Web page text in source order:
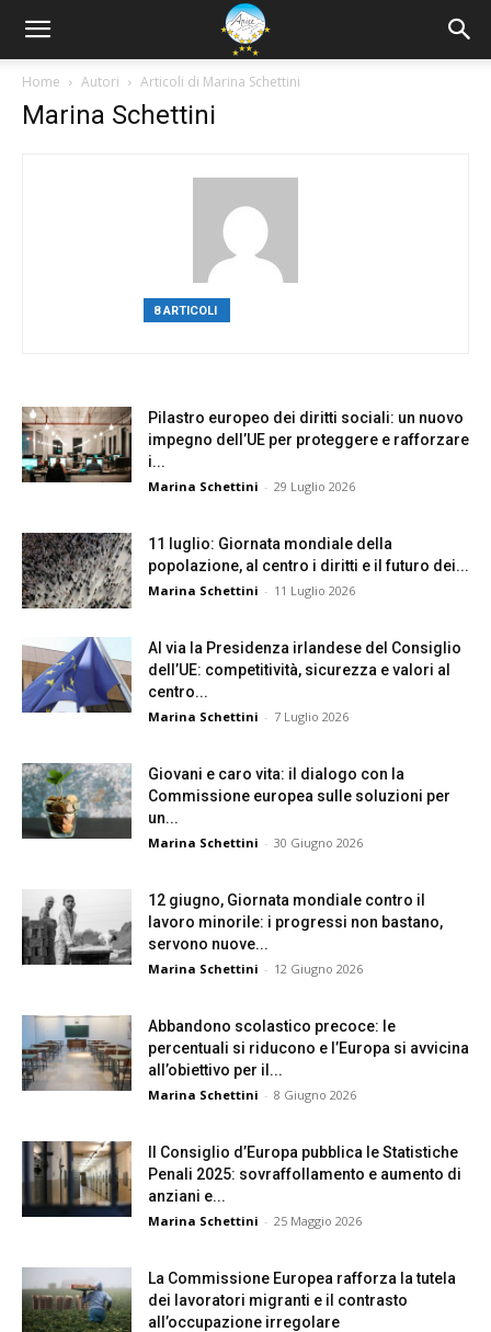
Home Autori Articoli di Marina Schettini
Marina Schettini
8 ARTICOLI
Pilastro europeo dei diritti sociali: un nuovo
impegno dell’UE per proteggere e rafforzare
i...
Marina Schettini - 29 Luglio 2026
11 luglio: Giornata mondiale della
popolazione, al centro i diritti e il futuro dei...
Marina Schettini - 11 Luglio 2026
Al via la Presidenza irlandese del Consiglio
dell’UE: competitività, sicurezza e valori al
centro...
Marina Schettini - 7 Luglio 2026
Giovani e caro vita: il dialogo con la
Commissione europea sulle soluzioni per
un...
Marina Schettini - 30 Giugno 2026
12 giugno, Giornata mondiale contro il
lavoro minorile: i progressi non bastano,
servono nuove...
Marina Schettini - 12 Giugno 2026
Abbandono scolastico precoce: le
percentuali si riducono e l’Europa si avvicina
all’obiettivo per il...
Marina Schettini - 8 Giugno 2026
Il Consiglio d’Europa pubblica le Statistiche
Penali 2025: sovraffollamento e aumento di
anziani e...
Marina Schettini - 25 Maggio 2026
La Commissione Europea rafforza la tutela
dei lavoratori migranti e il contrasto
all’occupazione irregolare